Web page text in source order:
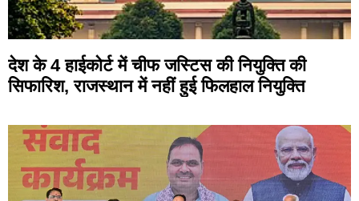
देश के 4 हाईकोर्ट में चीफ जस्टिस की नियुक्ति की
सिफारिश, राजस्थान में नहीं हुई फिलहाल नियुक्ति